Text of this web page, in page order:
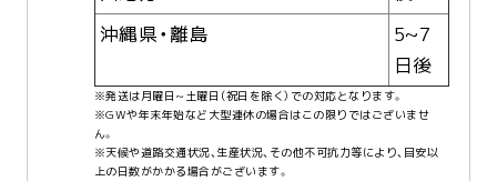
沖縄県・離島
5~7
日後
※発送は月曜日~土曜日（祝日を除く）での対応となります。
※GWや年末年始など大型連休の場合はこの限りではございませ
ん。
※天候や道路交通状況、生産状況、その他不可抗力等により、目安以
上の日数がかかる場合がございます。